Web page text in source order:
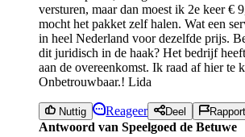
versturen, maar dan moest ik 2e keer €
mocht het pakket zelf halen. Wat een
in heel Nederland voor dezelfde prijs.
dit juridisch in de haak? Het bedrijf
aan de overeenkomst. Ik raad af hier te
Onbetrouwbaar.! Lida
Nuttig Reageer Deel
Antwoord van Speelgoed de Betuwe